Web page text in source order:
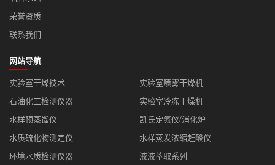
荣誉资质
联系我们
网站导航
实验室干燥技术
实验室喷雾干燥机
石油化工检测仪器
实验室冷冻干燥机
水样预蒸馏仪
凯氏定氮仪/消化炉
水质硫化物测定仪
水样蒸发浓缩赶酸仪
环境水质检测仪器
液液萃取系列